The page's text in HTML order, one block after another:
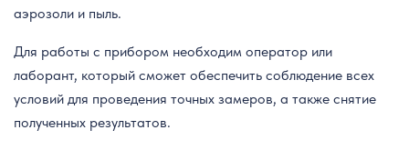
аэрозоли и пыль.
Для работы с прибором необходим оператор или
лаборант, который сможет обеспечить соблюдение всех
условий для проведения точных замеров, а также снятие
полученных результатов.